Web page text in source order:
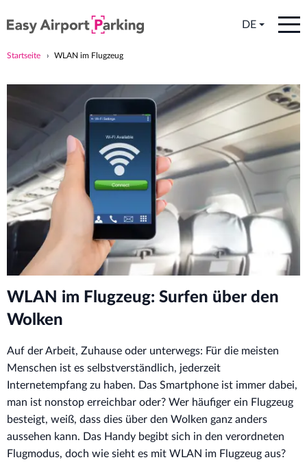
DE
Startseite WLAN im Flugzeug
WLAN im Flugzeug: Surfen über den
Wolken
Auf der Arbeit, Zuhause oder unterwegs: Für die meisten
Menschen ist es selbstverständlich, jederzeit
Internetempfang zu haben. Das Smartphone ist immer dabei,
man ist nonstop erreichbar oder? Wer häufiger ein Flugzeug
besteigt, weiß, dass dies über den Wolken ganz anders
aussehen kann. Das Handy begibt sich in den verordneten
Flugmodus, doch wie sieht es mit WLAN im Flugzeug aus?